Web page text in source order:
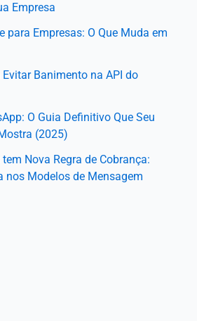
Empresa
para Empresas: O Que Muda em
Banimento na API do
O Guia Definitivo Que Seu
(2025)
Nova Regra de Cobrança:
nos Modelos de Mensagem